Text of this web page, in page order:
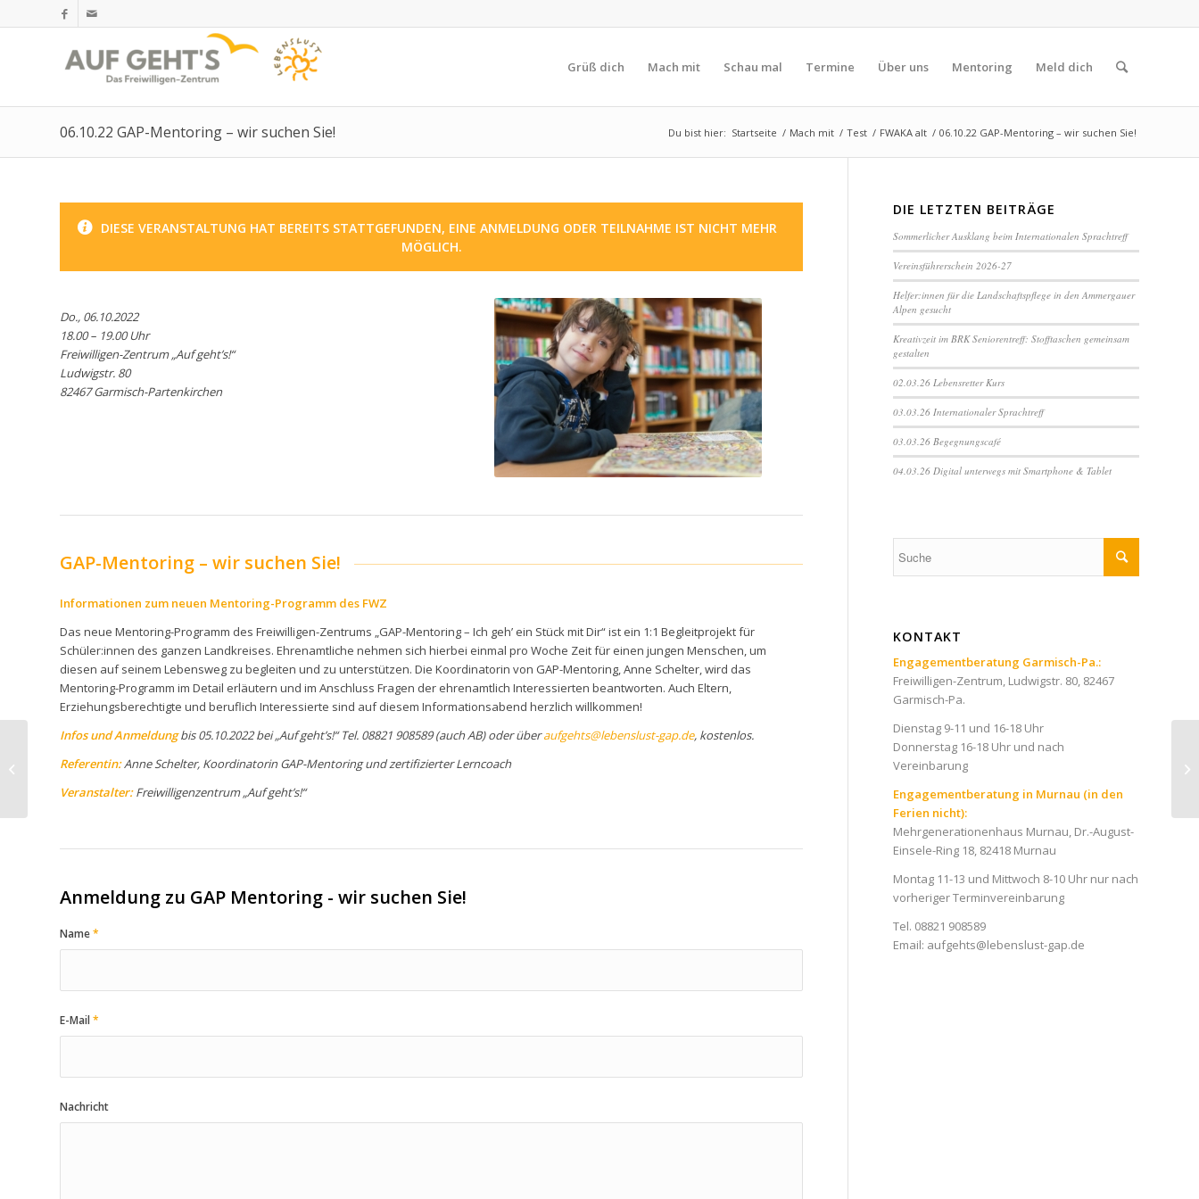
Grüß dich Mach mit Schau mal Termine Über uns Mentoring Meld dich
06.10.22 GAP-Mentoring – wir suchen Sie! Du bist hier: Startseite / Mach mit / Test / FWAKA alt / 06.10.22 GAP-Mentoring – wir suchen Sie!
DIESE VERANSTALTUNG HAT BEREITS STATTGEFUNDEN, EINE ANMELDUNG ODER TEILNAHME IST NICHT MEHR
MÖGLICH.
Do., 06.10.2022
18.00 – 19.00 Uhr
Freiwilligen-Zentrum „Auf geht’s!“
Ludwigstr. 80
82467 Garmisch-Partenkirchen
GAP-Mentoring – wir suchen Sie!
Informationen zum neuen Mentoring-Programm des FWZ
Das neue Mentoring-Programm des Freiwilligen-Zentrums „GAP-Mentoring – Ich geh’ ein Stück mit Dir“ ist ein 1:1 Begleitprojekt für
Schüler:innen des ganzen Landkreises. Ehrenamtliche nehmen sich hierbei einmal pro Woche Zeit für einen jungen Menschen, um
diesen auf seinem Lebensweg zu begleiten und zu unterstützen. Die Koordinatorin von GAP-Mentoring, Anne Schelter, wird das
Mentoring-Programm im Detail erläutern und im Anschluss Fragen der ehrenamtlich Interessierten beantworten. Auch Eltern,
Erziehungsberechtigte und beruflich Interessierte sind auf diesem Informationsabend herzlich willkommen!
Infos und Anmeldungbis 05.10.2022 bei „Auf geht’s!“ Tel. 08821 908589 (auch AB) oder überaufgehts@lebenslust-gap.de, kostenlos.
Referentin:Anne Schelter, Koordinatorin GAP-Mentoring und zertifizierter Lerncoach
Veranstalter:Freiwilligenzentrum „Auf geht’s!“
Anmeldung zu GAP Mentoring - wir suchen Sie!
Name*
E-Mail *
Nachricht
DIE LETZTEN BEITRÄGE
Sommerlicher Ausklang beim Internationalen Sprachtreff
Vereinsführerschein 2026-27
Helfer:innen für die Landschaftspflege in den Ammergauer
Alpen gesucht
Kreativzeit im BRK Seniorentreff: Stofftaschen gemeinsam
gestalten
02.03.26 Lebensretter Kurs
03.03.26 Internationaler Sprachtreff
03.03.26 Begegnungscafé
04.03.26 Digital unterwegs mit Smartphone & Tablet
KONTAKT
Engagementberatung Garmisch-Pa.:
Freiwilligen-Zentrum, Ludwigstr. 80, 82467
Garmisch-Pa.
Dienstag 9-11 und 16-18 Uhr
Donnerstag 16-18 Uhr und nach
Vereinbarung
Engagementberatung in Murnau (in den
Ferien nicht):
Mehrgenerationenhaus Murnau, Dr.-August-
Einsele-Ring 18, 82418 Murnau
Montag 11-13 und Mittwoch 8-10 Uhr nur nach
vorheriger Terminvereinbarung
Tel. 08821 908589
Email: aufgehts@lebenslust-gap.de
07.10.22 Ausbildung